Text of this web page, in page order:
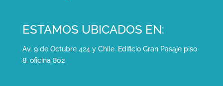
ESTAMOS UBICADOS EN:
Av. 9 de Octubre 424 y Chile. Edificio Gran Pasaje piso
8, oficina 802